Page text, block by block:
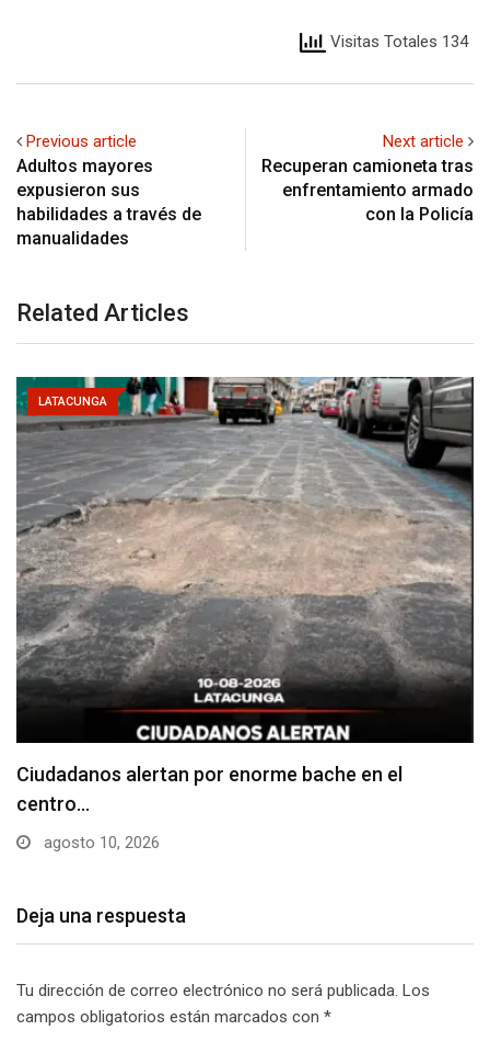
Visitas Totales 134
Previous article
Adultos mayores
expusieron sus
habilidades a través de
manualidades
Next article
Recuperan camioneta tras
enfrentamiento armado
con la Policía
Related Articles
LATACUNGA
Denuncian falta de señalización en zonas de
estacionamiento…
agosto 10, 2026
Deja una respuesta
Tu dirección de correo electrónico no será publicada. Los
campos obligatorios están marcados con *